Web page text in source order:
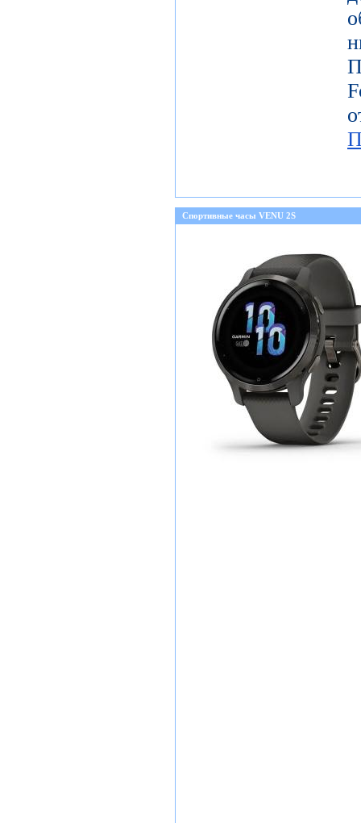
Спортивные часы VENU 2S